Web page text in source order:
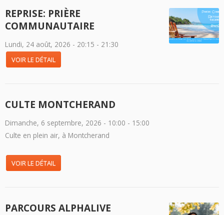
REPRISE: PRIÈRE
COMMUNAUTAIRE
Lundi, 24 août, 2026 - 20:15 - 21:30
VOIR LE DÉTAIL
CULTE MONTCHERAND
Dimanche, 6 septembre, 2026 - 10:00 - 15:00
Culte en plein air, à Montcherand
VOIR LE DÉTAIL
PARCOURS ALPHALIVE